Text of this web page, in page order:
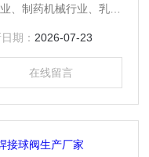
、制药机械行业、乳制
产品主要有：制药用卫
空接头，真空卡箍，真
管等。
期： 2026-07-23
在线留言